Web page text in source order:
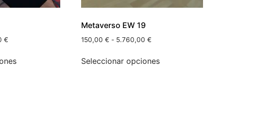
€
Metaverso EW 19
150,00€ - 5.760,00€
Seleccionar opciones